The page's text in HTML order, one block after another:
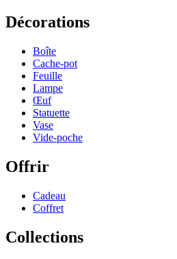
Décorations
Boîte
Cache-pot
Feuille
Lampe
Œuf
Statuette
Vase
Vide-poche
Offrir
Cadeau
Coffret
Collections